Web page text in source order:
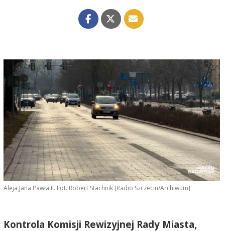
Aleja Jana Pawła II. Fot. Robert Stachnik [Radio Szczecin/Archiwum]
Kontrola Komisji Rewizyjnej Rady Miasta,